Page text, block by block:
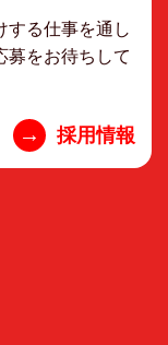
する仕事を通し
募をお待ちして
→ 採用情報